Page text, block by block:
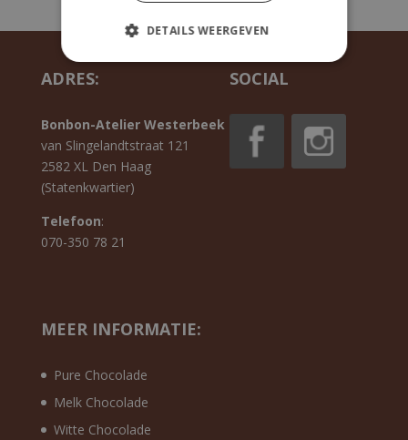
ADRES:
Bonbon-Atelier Westerbeek
van Slingelandtstraat 121
2582 XL Den Haag
(Statenkwartier)
Telefoon:
070-350 78 21
SOCIAL
MEER INFORMATIE:
Pure Chocolade
Melk Chocolade
Witte Chocolade
DETAILS WEERGEVEN